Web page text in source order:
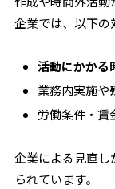
企業では、以下の
活動にかかる
業務内実施や
労働条件・賃
企業による見直
られています。